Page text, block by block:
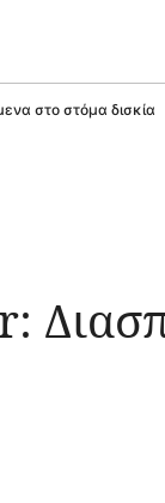
στο στόμα δισκία